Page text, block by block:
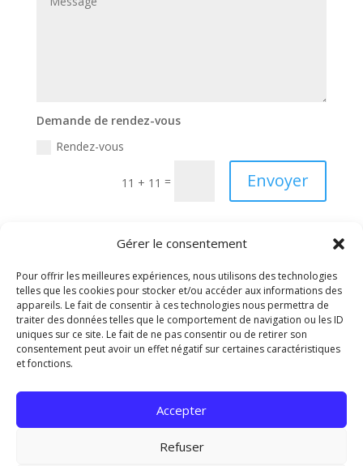
Gérer le consentement
Pour offrir les meilleures expériences, nous utilisons des technologies
telles que les cookies pour stocker et/ou accéder aux informations des
appareils. Le fait de consentir à ces technologies nous permettra de
traiter des données telles que le comportement de navigation ou les ID
uniques sur ce site. Le fait de ne pas consentir ou de retirer son
consentement peut avoir un effet négatif sur certaines caractéristiques
et fonctions.
Accepter
Refuser
Demande de rendez-vous
Rendez-vous
11 + 11 = Envoyer
Libertés’ relative à l’informatique, aux fichiers et aux
libertés, vous disposez d’un droit d’accès, de
modification, de rectification et de suppression des
données qui vous concernent.
Accueil Contact
Mentions légales
Politique de confidentialité